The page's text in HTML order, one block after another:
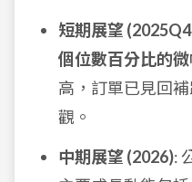
短期展望
個位數百分比的
高，訂單已見回
觀。
中期展望 (2026):